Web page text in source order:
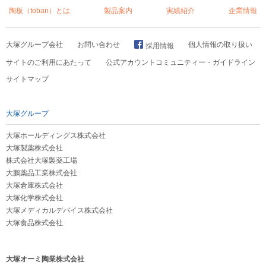
陶板（toban）とは 製品案内 実績紹介 企業情報
大塚グループ会社 お問い合わせ 採用情報 個人情報の取り扱い
サイトのご利用にあたって
公式アカウントコミュニティー・ガイドライン
サイトマップ
大塚グループ
大塚ホールディングス株式会社
大塚製薬株式会社
株式会社大塚製薬工場
大鵬薬品工業株式会社
大塚倉庫株式会社
大塚化学株式会社
大塚メディカルデバイス株式会社
大塚食品株式会社
大塚オーミ陶業株式会社